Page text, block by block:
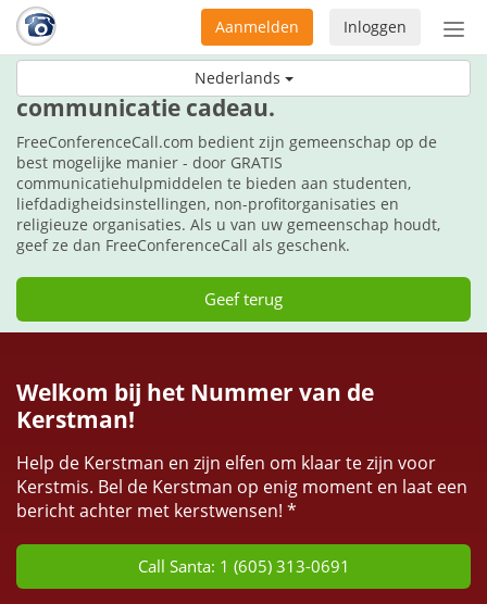
Nederlands
Inloggen
Aanmelden
Geef tijdens deze feestdagen de
communicatie cadeau.
FreeConferenceCall.com bedient zijn gemeenschap op de
best mogelijke manier - door GRATIS
communicatiehulpmiddelen te bieden aan studenten,
liefdadigheidsinstellingen, non-profitorganisaties en
religieuze organisaties. Als u van uw gemeenschap houdt,
geef ze dan FreeConferenceCall als geschenk.
Geef terug
Welkom bij het Nummer van de
Kerstman!
Help de Kerstman en zijn elfen om klaar te zijn voor
Kerstmis. Bel de Kerstman op enig moment en laat een
bericht achter met kerstwensen! *
Call Santa: 1 (605) 313-0691